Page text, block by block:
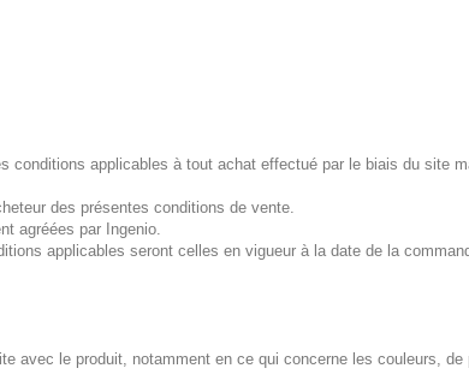
applicables à tout achat effectué par le biais du site
des présentes conditions de vente.
agréées par Ingenio.
applicables seront celles en vigueur à la date de la
avec le produit, notamment en ce qui concerne les couleurs, de